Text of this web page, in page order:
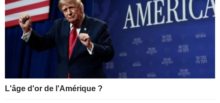
L'âge d'or de l'Amérique ?